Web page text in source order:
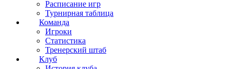
Расписание игр
Турнирная таблица
Команда
Игроки
Статистика
Тренерский штаб
Клуб